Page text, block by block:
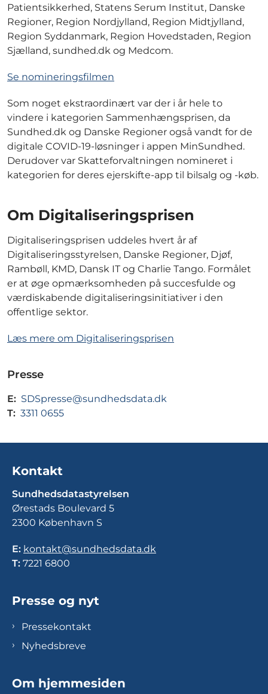
Patientsikkerhed, Statens Serum Institut, Danske
Regioner, Region Nordjylland, Region Midtjylland,
Region Syddanmark, Region Hovedstaden, Region
Sjælland, sundhed.dk og Medcom.
Se nomineringsfilmen
Som noget ekstraordinært var der i år hele to
vindere i kategorien Sammenhængsprisen, da
Sundhed.dk og Danske Regioner også vandt for de
digitale COVID-19-løsninger i appen MinSundhed.
Derudover var Skatteforvaltningen nomineret i
kategorien for deres ejerskifte-app til bilsalg og -køb.
Om Digitaliseringsprisen
Digitaliseringsprisen uddeles hvert år af
Digitaliseringsstyrelsen, Danske Regioner, Djøf,
Rambøll, KMD, Dansk IT og Charlie Tango. Formålet
er at øge opmærksomheden på succesfulde og
værdiskabende digitaliseringsinitiativer i den
offentlige sektor.
Læs mere om Digitaliseringsprisen
Presse
E: SDSpresse@sundhedsdata.dk
T: 3311 0655
Kontakt
Sundhedsdatastyrelsen
Ørestads Boulevard 5
2300 København S
E: kontakt@sundhedsdata.dk
T: 7221 6800
Presse og nyt
Pressekontakt
Nyhedsbreve
Om hjemmesiden